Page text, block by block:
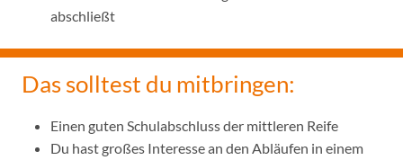
abschließt
Das solltest du mitbringen:
Einen guten Schulabschluss der mittleren Reife
Du hast großes Interesse an den Abläufen in einem